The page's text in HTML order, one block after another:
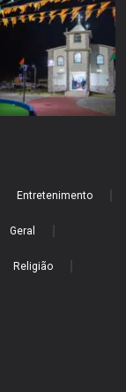
Entretenimento
Geral
Religião